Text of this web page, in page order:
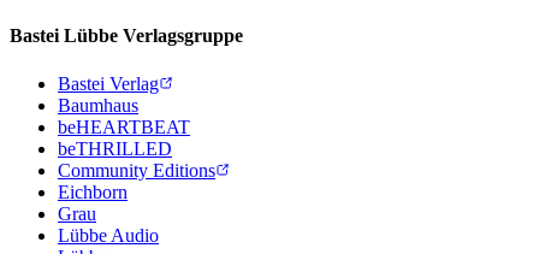
Bastei Lübbe Verlagsgruppe
Bastei Verlag
Baumhaus
beHEARTBEAT
beTHRILLED
Community Editions
Eichborn
Grau
Lübbe Audio